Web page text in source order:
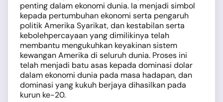
penting dalam ekonomi dunia. Ia menjadi simbol
kepada pertumbuhan ekonomi serta pengaruh
politik Amerika Syarikat, dan kestabilan serta
kebolehpercayaan yang dimilikinya telah
membantu mengukuhkan keyakinan sistem
kewangan Amerika di seluruh dunia. Proses ini
telah menjadi batu asas kepada dominasi dolar
dalam ekonomi dunia pada masa hadapan, dan
dominasi yang kukuh berjaya dihasilkan pada
kurun ke-20.